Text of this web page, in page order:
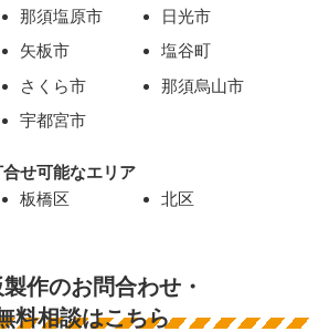
那須塩原市
日光市
矢板市
塩谷町
さくら市
那須烏山市
宇都宮市
せ可能なエリア
板橋区 北区
作のお問合わせ・
料相談はこちら